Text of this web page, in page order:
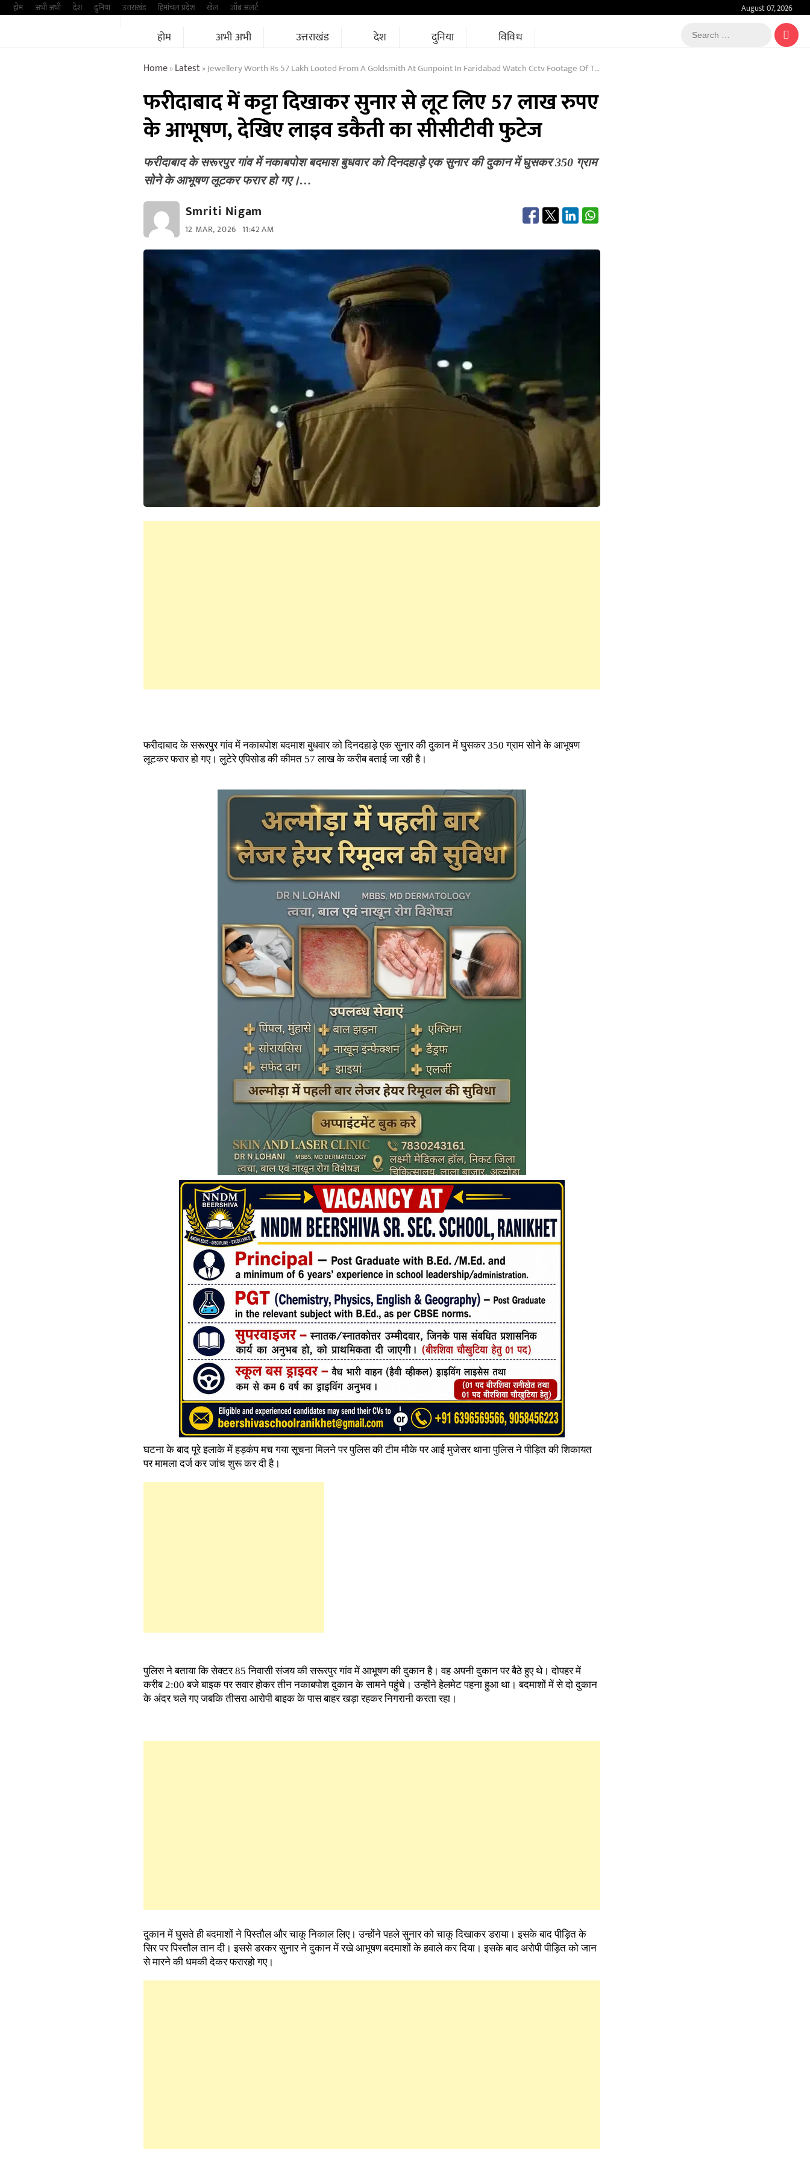
Skipहोम अभी अभी देश दुनिया उत्तराखंड हिमांचल प्रदेश खेल जॉब अलर्ट August 07, 2026
होम अभी अभी उत्तराखंड देश दुनिया विविध
Search
…
Home»Latest»Jewellery Worth Rs 57 Lakh Looted From A Goldsmith At Gunpoint In Faridabad Watch Cctv Footage Of The Robbery Live
फरीदाबाद में कट्टा दिखाकर सुनार से लूट लिए 57 लाख रुपए
के आभूषण, देखिए लाइव डकैती का सीसीटीवी फुटेज
फरीदाबाद के सरूरपुर गांव में नकाबपोश बदमाश बुधवार को दिनदहाड़े एक सुनार की दुकान में घुसकर 350 ग्राम
सोने के आभूषण लूटकर फरार हो गए।…
Smriti Nigam
12 MAR, 2026 11:42 AM
फरीदाबाद के सरूरपुर गांव में नकाबपोश बदमाश बुधवार को दिनदहाड़े एक सुनार की दुकान में घुसकर 350 ग्राम सोने के आभूषण
लूटकर फरार हो गए। लुटेरे एपिसोड की कीमत 57 लाख के करीब बताई जा रही है।
घटना के बाद पूरे इलाके में हड़कंप मच गया सूचना मिलने पर पुलिस की टीम मौके पर आई मुजेसर थाना पुलिस ने पीड़ित की शिकायत
पर मामला दर्ज कर जांच शुरू कर दी है।
पुलिस ने बताया कि सेक्टर 85 निवासी संजय की सरूरपुर गांव में आभूषण की दुकान है। वह अपनी दुकान पर बैठे हुए थे। दोपहर में
करीब 2:00 बजे बाइक पर सवार होकर तीन नकाबपोश दुकान के सामने पहुंचे। उन्होंने हेलमेट पहना हुआ था। बदमाशों में से दो दुकान
के अंदर चले गए जबकि तीसरा आरोपी बाइक के पास बाहर खड़ा रहकर निगरानी करता रहा।
दुकान में घुसते ही बदमाशों ने पिस्तौल और चाकू निकाल लिए। उन्होंने पहले सुनार को चाकू दिखाकर डराया। इसके बाद पीड़ित के
सिर पर पिस्तौल तान दी। इससे डरकर सुनार ने दुकान में रखे आभूषण बदमाशों के हवाले कर दिया। इसके बाद अरोपी पीड़ित को जान
से मारने की धमकी देकर फरारहो गए।